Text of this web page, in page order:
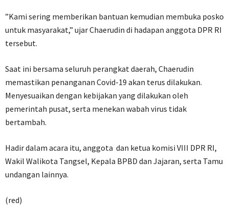
”Kami sering memberikan bantuan kemudian membuka posko
untuk masyarakat,” ujar Chaerudin di hadapan anggota DPR RI
tersebut.
Saat ini bersama seluruh perangkat daerah, Chaerudin
memastikan penanganan Covid-19 akan terus dilakukan.
Menyesuaikan dengan kebijakan yang dilakukan oleh
pemerintah pusat, serta menekan wabah virus tidak
bertambah.
Hadir dalam acara itu, anggota dan ketua komisi VIII DPR RI,
Wakil Walikota Tangsel, Kepala BPBD dan Jajaran, serta Tamu
undangan lainnya.
(red)